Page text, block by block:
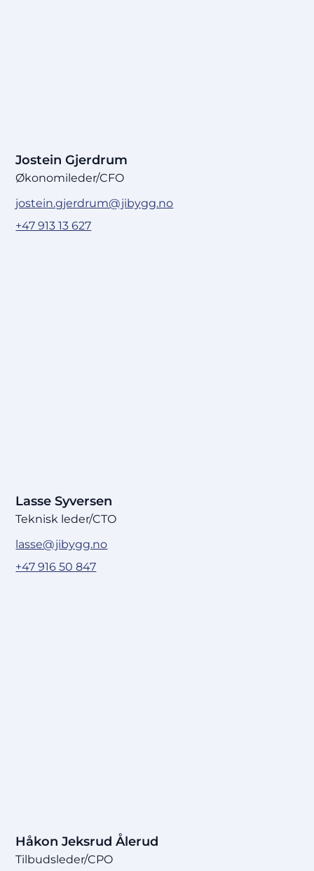
Jostein Gjerdrum
Økonomileder/CFO
jostein.gjerdrum@jibygg.no
+47 913 13 627
Lasse Syversen
Teknisk leder/CTO
lasse@jibygg.no
+47 916 50 847
Håkon Jeksrud Ålerud
Tilbudsleder/CPO